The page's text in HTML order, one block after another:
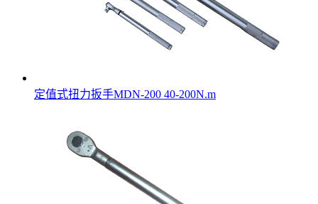
定值式扭力扳手MDN-200 40-200N.m